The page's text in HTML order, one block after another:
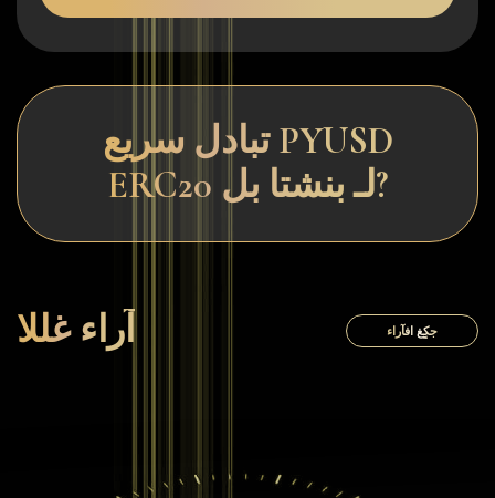
تبادل سريع PYUSD
ERC20 لـ بنشتا بل?
آراء غللا جكٍغ افآراء